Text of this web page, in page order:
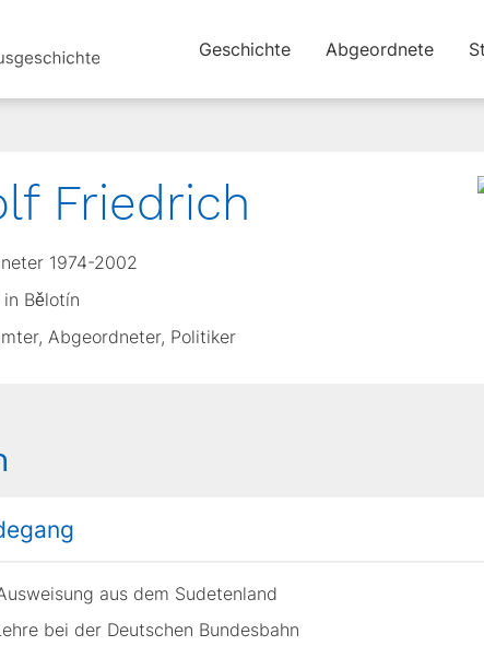
Geschichte Abgeordnete
Friedrich
1974-2002
in Bělotín
Abgeordneter, Politiker
aus dem Sudetenland
bei der Deutschen Bundesbahn